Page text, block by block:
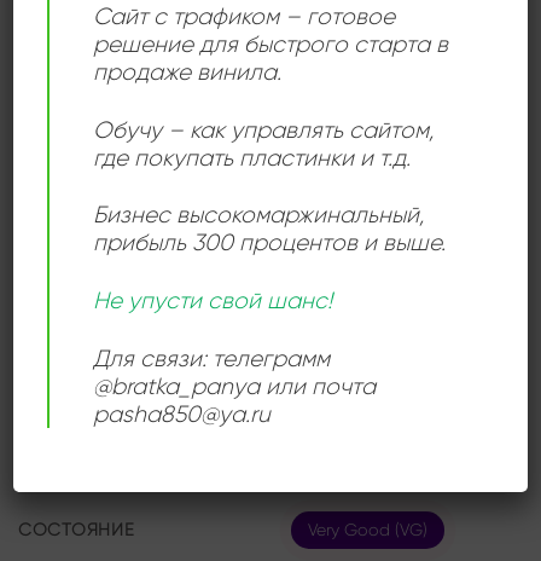
брейкс, выпущенный в 2003 году на немецком лейбле
Urban. Этот 12-дюймовый винил сочетает в себе
глубокие грувы, ритмичные брейки и энергичное
хаус-звучание, что делает его отличным выбором
как для диджеев, так и для ценителей электронной
ДЕТАЛИ
Urban
СОСТОЯНИЕ Very Good (VG)
Сайт с трафиком – готовое
решение для быстрого старта в
продаже винила.
Обучу – как управлять сайтом,
где покупать пластинки и т.д.
Бизнес высокомаржинальный,
прибыль 300 процентов и выше.
Не упусти свой шанс!
Для связи: телеграмм
@bratka_panya или почта
pasha850@ya.ru